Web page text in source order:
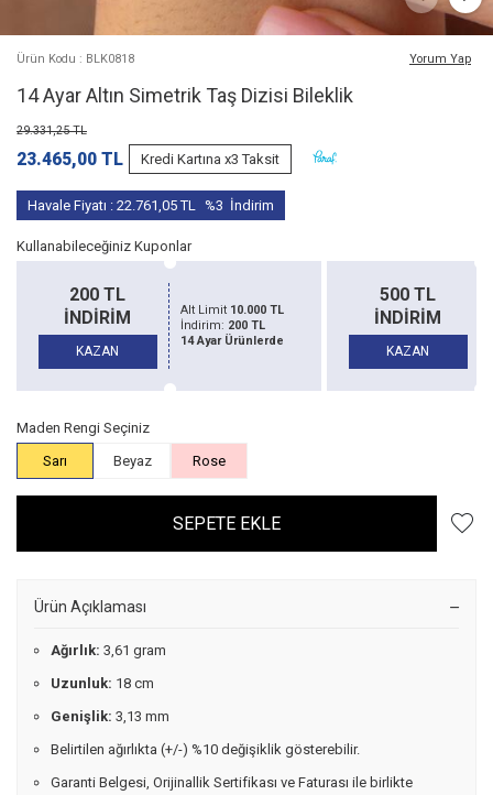
Ürün Kodu : BLK0818 Yorum Yap
14 Ayar Altın Simetrik Taş Dizisi Bileklik
29.331,25TL
23.465,00 TL Kredi Kartına x3 Taksit
Havale Fiyatı : 22.761,05TL %3 İndirim
Kullanabileceğiniz Kuponlar
200 TL
İNDİRİM
KAZAN
Alt Limit 10.000 TL
İndirim: 200 TL
14 Ayar Ürünlerde
500 TL
İNDİRİM
KAZAN
Maden Rengi Seçiniz
Sarı
Beyaz Rose
SEPETE EKLE
Ürün Açıklaması
Ağırlık: 3,61 gram
Uzunluk: 18 cm
Genişlik: 3,13 mm
Belirtilen ağırlıkta (+/-) %10 değişiklik gösterebilir.
Garanti Belgesi, Orijinallik Sertifikası ve Faturası ile birlikte